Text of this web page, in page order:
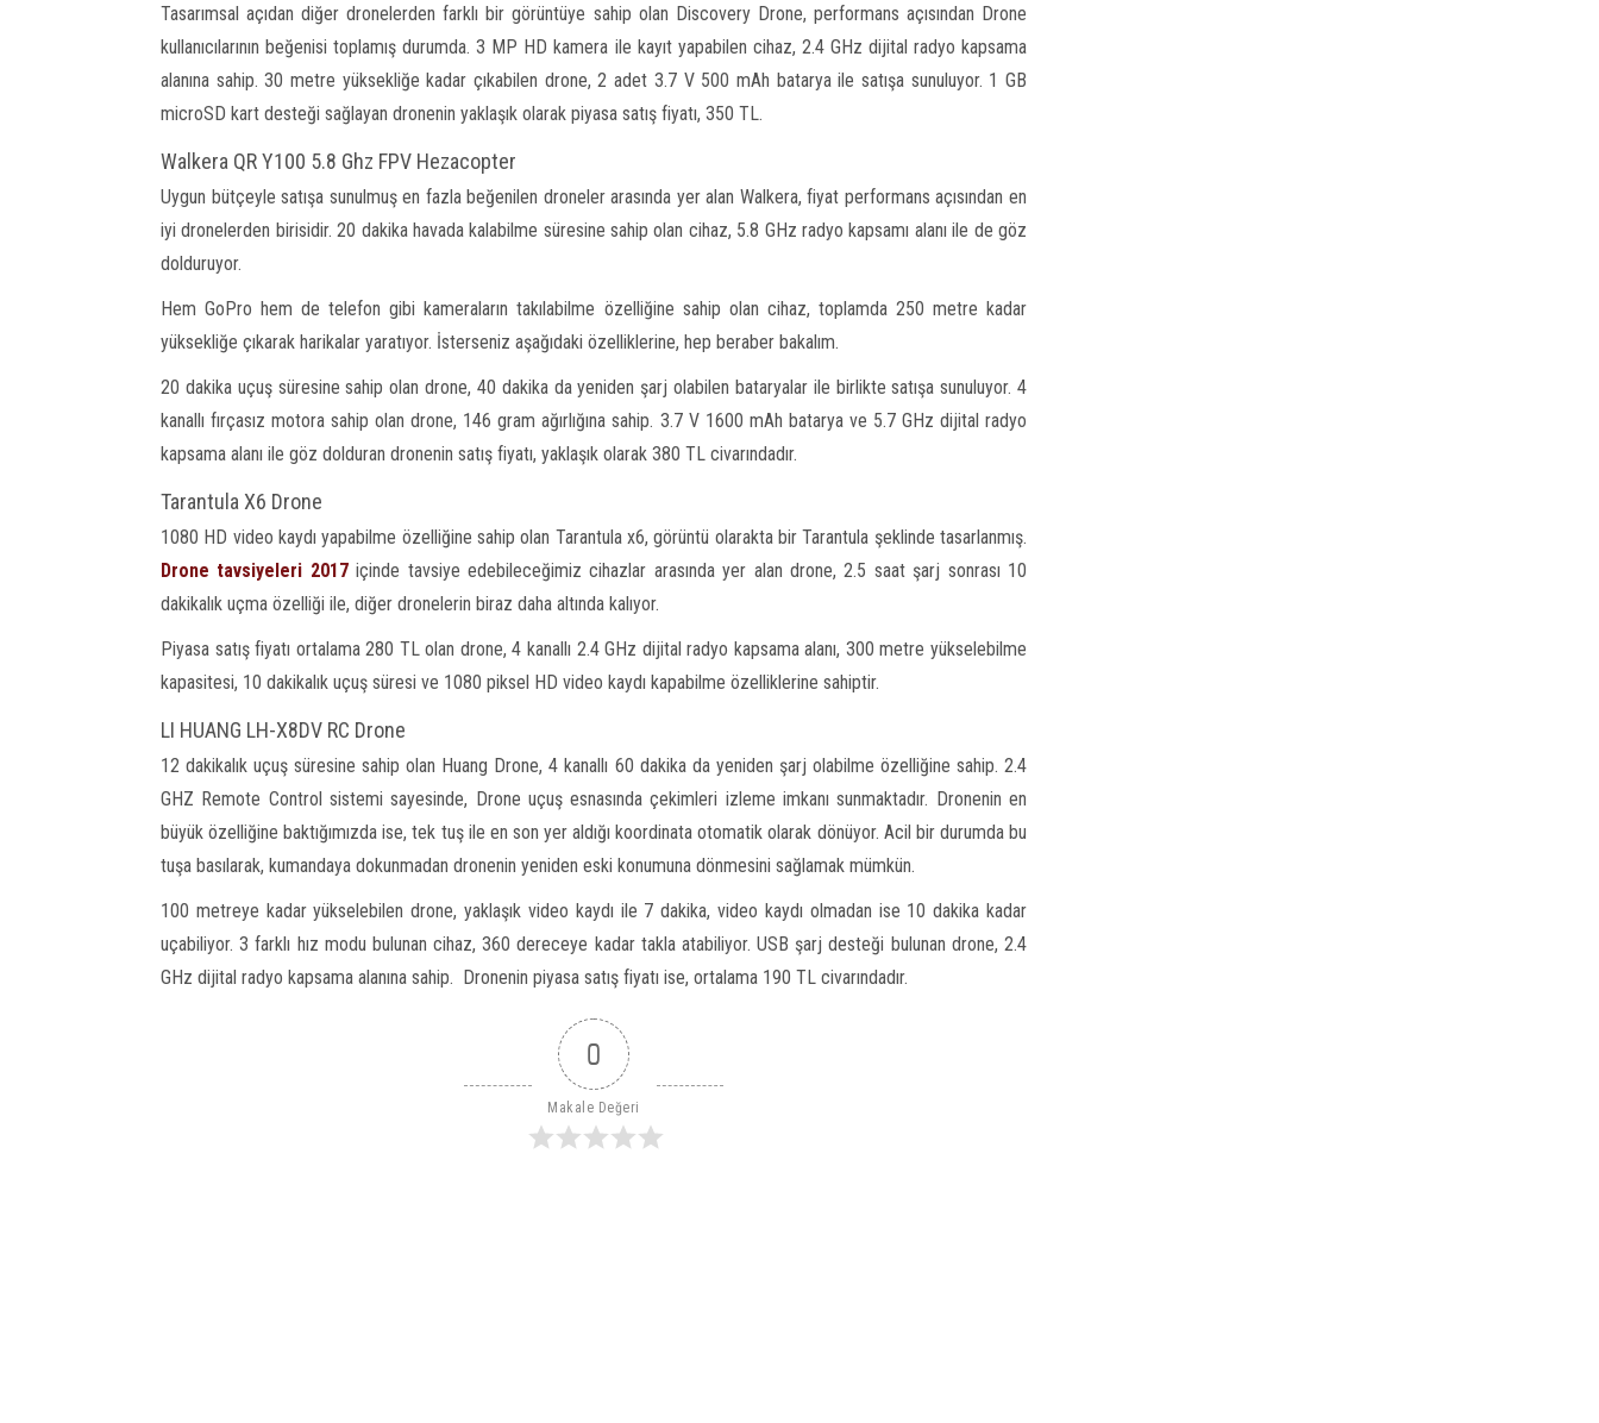
Tasarımsal açıdan diğer dronelerden farklı bir görüntüye sahip olan Discovery Drone, performans açısından Drone
kullanıcılarının beğenisi toplamış durumda. 3 MP HD kamera ile kayıt yapabilen cihaz, 2.4 GHz dijital radyo kapsama
alanına sahip. 30 metre yüksekliğe kadar çıkabilen drone, 2 adet 3.7 V 500 mAh batarya ile satışa sunuluyor. 1 GB
microSD kart desteği sağlayan dronenin yaklaşık olarak piyasa satış fiyatı, 350 TL.
Walkera QR Y100 5.8 Ghz FPV Hezacopter
Uygun bütçeyle satışa sunulmuş en fazla beğenilen droneler arasında yer alan Walkera, fiyat performans açısından en
iyi dronelerden birisidir. 20 dakika havada kalabilme süresine sahip olan cihaz, 5.8 GHz radyo kapsamı alanı ile de göz
dolduruyor.
Hem GoPro hem de telefon gibi kameraların takılabilme özelliğine sahip olan cihaz, toplamda 250 metre kadar
yüksekliğe çıkarak harikalar yaratıyor. İsterseniz aşağıdaki özelliklerine, hep beraber bakalım.
20 dakika uçuş süresine sahip olan drone, 40 dakika da yeniden şarj olabilen bataryalar ile birlikte satışa sunuluyor. 4
kanallı fırçasız motora sahip olan drone, 146 gram ağırlığına sahip. 3.7 V 1600 mAh batarya ve 5.7 GHz dijital radyo
kapsama alanı ile göz dolduran dronenin satış fiyatı, yaklaşık olarak 380 TL civarındadır.
Tarantula X6 Drone
1080 HD video kaydı yapabilme özelliğine sahip olan Tarantula x6, görüntü olarakta bir Tarantula şeklinde tasarlanmış.
Drone tavsiyeleri 2017içinde tavsiye edebileceğimiz cihazlar arasında yer alan drone, 2.5 saat şarj sonrası 10
dakikalık uçma özelliği ile, diğer dronelerin biraz daha altında kalıyor.
Piyasa satış fiyatı ortalama 280 TL olan drone, 4 kanallı 2.4 GHz dijital radyo kapsama alanı, 300 metre yükselebilme
kapasitesi, 10 dakikalık uçuş süresi ve 1080 piksel HD video kaydı kapabilme özelliklerine sahiptir.
LI HUANG LH-X8DV RC Drone
12 dakikalık uçuş süresine sahip olan Huang Drone, 4 kanallı 60 dakika da yeniden şarj olabilme özelliğine sahip. 2.4
GHZ Remote Control sistemi sayesinde, Drone uçuş esnasında çekimleri izleme imkanı sunmaktadır. Dronenin en
büyük özelliğine baktığımızda ise, tek tuş ile en son yer aldığı koordinata otomatik olarak dönüyor. Acil bir durumda bu
tuşa basılarak, kumandaya dokunmadan dronenin yeniden eski konumuna dönmesini sağlamak mümkün.
100 metreye kadar yükselebilen drone, yaklaşık video kaydı ile 7 dakika, video kaydı olmadan ise 10 dakika kadar
uçabiliyor. 3 farklı hız modu bulunan cihaz, 360 dereceye kadar takla atabiliyor. USB şarj desteği bulunan drone, 2.4
GHz dijital radyo kapsama alanına sahip. Dronenin piyasa satış fiyatı ise, ortalama 190 TL civarındadır.
0
Makale Değeri